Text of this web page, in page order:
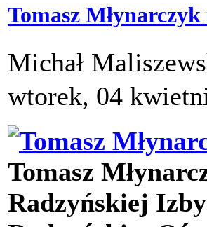
Tomasz
Michał
wtorek, 04
Tomasz
Radzyńskiej